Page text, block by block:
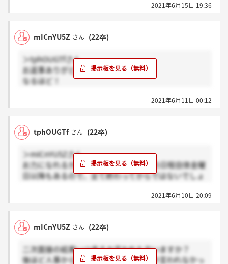
2021年6月15日 19:36
mICnYU5Z さん (22卒)
＞tphOUGTfさん
お返事ありがとうございます！
なるほど！
2021年6月11日 00:12
tphOUGTf さん (22卒)
＞mICnYU5Zさん
お力になれるかわかりませんが、面接の日程自体金曜
日以降もあるので、全て終わってからではないでしょ
2021年6月10日 20:09
mICnYU5Z さん (22卒)
二次面接の結果いつ来るか言われた方いますか？
後ほど人事から連絡があります、としか言われなかっ